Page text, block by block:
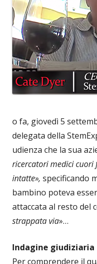
o fa, giovedì 5
delegata della
udienza che la sua
ricercatori medici cuori
intatte», specificando
bambino poteva
attaccata al resto del
strappata via»…
Indagine giudiziaria
Per comprendere il